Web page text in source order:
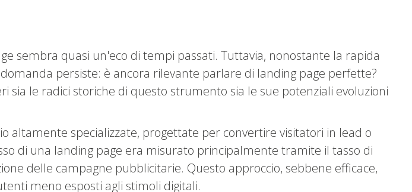
sembra quasi un'eco di tempi passati. Tuttavia, nonostante la rapida
persiste: è ancora rilevante parlare di landing page perfette?
le radici storiche di questo strumento sia le sue potenziali evoluzioni
altamente specializzate, progettate per convertire visitatori in lead o
di una landing page era misurato principalmente tramite il tasso di
delle campagne pubblicitarie. Questo approccio, sebbene efficace,
meno esposti agli stimoli digitali.